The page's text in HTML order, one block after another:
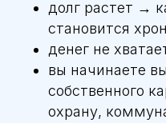
долг растет →
становится
денег не
вы начинаете
собственного
охрану,